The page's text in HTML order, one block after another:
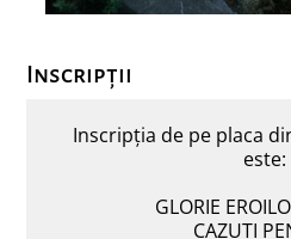
Inscripții
Inscripția de pe placa
este:
GLORIE
CAZUȚI